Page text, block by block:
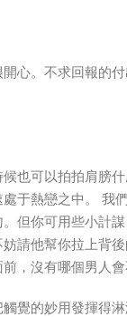
心。不求回報的
也可以拍拍肩膀
于熱戀之中。 我
但你可用些小計
請他幫你拉上背
，沒有哪個男人會
覺的妙用發揮得淋